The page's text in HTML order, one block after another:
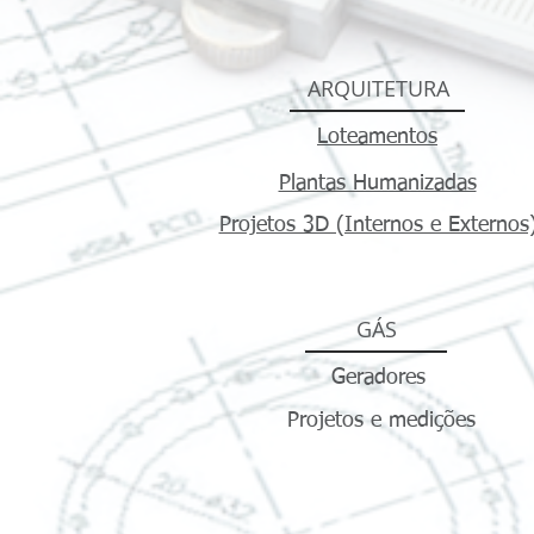
ARQUITETURA
Loteamentos
Plantas Humanizadas
Projetos 3D (Internos e
GÁS
Geradores
Projetos e medições